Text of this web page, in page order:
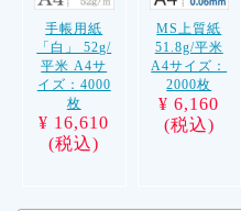
手帳用紙
「白」 52g/
平米 A4サ
イズ：4000
枚
¥ 16,610
(税込)
MS上質紙
51.8g/平米
A4サイズ：
2000枚
¥ 6,160
(税込)